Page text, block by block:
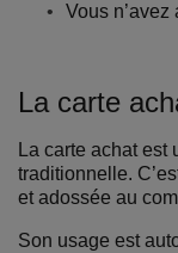
Vous
La carte
La carte achat est
traditionnelle.
et adossée au
Son usage est